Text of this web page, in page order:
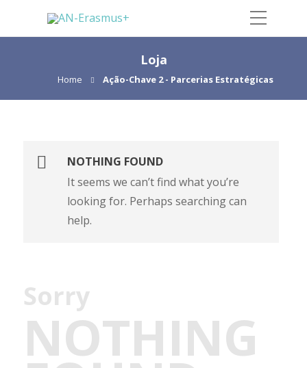
Loja
Home Ação-Chave 2 - Parcerias Estratégicas
NOTHING FOUND
It seems we can’t find what you’re
looking for. Perhaps searching can
help.
Sorry
NOTHING